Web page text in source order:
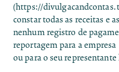
(https://
constar todas as receitas e
nenhum registro de
reportagem para a
ou para o seu